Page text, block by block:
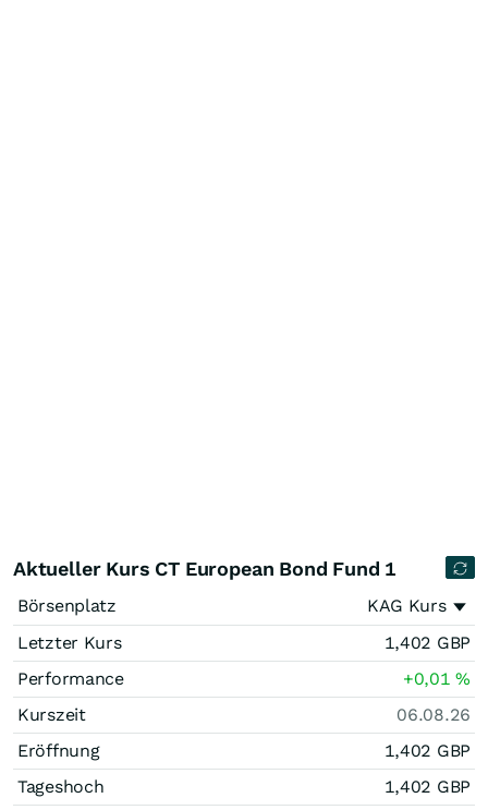
Aktueller Kurs CT European Bond Fund 1
Börsenplatz
KAG Kurs
Letzter Kurs
1,402 GBP
Performance
+0,01%
Kurszeit
06.08.26
Eröffnung
1,402 GBP
Tageshoch
1,402 GBP